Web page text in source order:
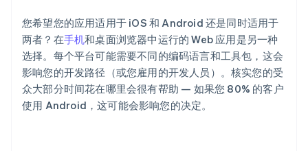
您希望您的应用适用于 iOS 和 Android 还是同时适用于
两者？在手机和桌面浏览器中运行的 Web 应用是另一种
选择。每个平台可能需要不同的编码语言和工具包，这会
影响您的开发路径（或您雇用的开发人员）。核实您的受
众大部分时间花在哪里会很有帮助 — 如果您 80% 的客户
使用 Android，这可能会影响您的决定。